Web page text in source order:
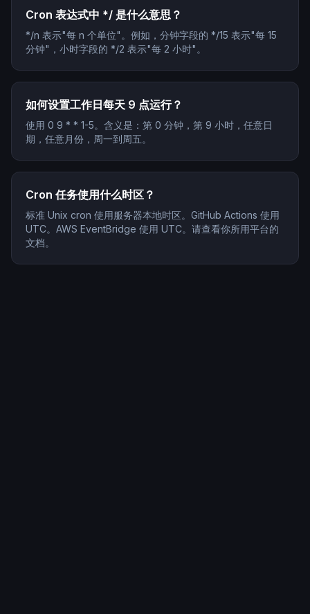
Cron 表达式中 */ 是什么意思？
*/n 表示"每 n 个单位"。例如，分钟字段的 */15 表示"每 15
分钟"，小时字段的 */2 表示"每 2 小时"。
如何设置工作日每天 9 点运行？
使用 0 9 * * 1-5。含义是：第 0 分钟，第 9 小时，任意日
期，任意月份，周一到周五。
Cron 任务使用什么时区？
标准 Unix cron 使用服务器本地时区。GitHub Actions 使用
UTC。AWS EventBridge 使用 UTC。请查看你所用平台的
文档。